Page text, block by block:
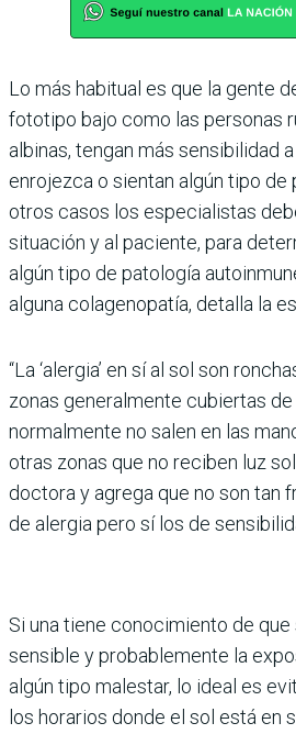
Lo más habitual es que la gente
fototipo bajo como las personas
albinas, tengan más sensibilidad
enrojezca o sientan algún tipo de
otros casos los especialistas
situación y al paciente, para
algún tipo de patología
alguna colagenopatía, detalla la
“La ‘alergia’ en sí al sol son
zonas generalmente cubiertas de
normalmente no salen en las
otras zonas que no reciben luz
doctora y agrega que no son tan
de alergia pero sí los de
Si una tiene conocimiento de
sensible y probablemente la
algún tipo malestar, lo ideal es
los horarios donde el sol está en